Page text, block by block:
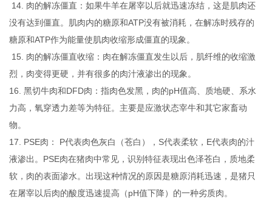
14. 肉的解冻僵直：如果牛羊在屠宰以后就迅速冻结，这是肌肉还
没有达到僵直。肌肉内的糖原和ATP没有被消耗，在解冻时残存的
糖原和ATP作为能量使肌肉收缩形成僵直的现象。
15. 肉的解冻僵直收缩：肉在解冻僵直发生以后，肌纤维的收缩激
烈，肉变得更硬，并有很多的肉汁液渗出的现象。
16. 黑切牛肉和DFD肉：指肉色发黑，肉的pH值高、质地硬、系水
力高，氧穿透力差等为特征。主要是应激状态宰牛和其它家畜动
物。
17. PSE肉： P代表肉色灰白（苍白），S代表柔软，E代表肉的汁
液渗出。PSE肉在猪肉中常见，识别特征表现出色泽苍白，质地柔
软，肉的表面渗水。出现这种情况的原因是糖原消耗迅速，是猪只
在屠宰以后肉的酸度迅速提高（pH值下降）的一种劣质肉。